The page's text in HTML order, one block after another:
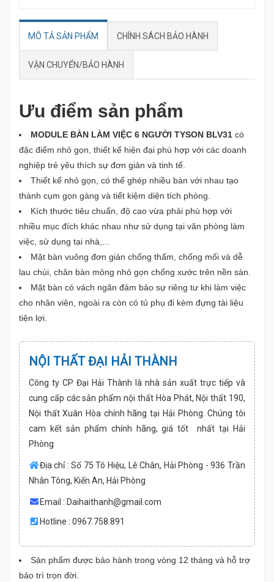
MÔ TẢ SẢN PHẨM CHÍNH SÁCH BẢO HÀNH
VẬN CHUYỂN/BẢO HÀNH
Ưu điểm sản phẩm
MODULE BÀN LÀM VIỆC 6 NGƯỜI TYSON BLV31 có
đặc điểm nhỏ gọn, thiết kế hiện đại phù hợp với các doanh
nghiệp trẻ yêu thích sự đơn giản và tinh tế.
Thiết kế nhỏ gọn, có thể ghép nhiều bàn với nhau tạo
thành cụm gọn gàng và tiết kiệm diện tích phòng.
Kích thước tiêu chuẩn, độ cao vừa phải phù hợp với
nhiều mục đích khác nhau như sử dụng tại văn phòng làm
việc, sử dụng tại nhà,...
Mặt bàn vuông đơn giản chống thấm, chống mối và dễ
lau chùi, chân bàn mỏng nhỏ gọn chống xước trên nền sàn.
Mặt bàn có vách ngăn đảm bảo sự riêng tư khi làm việc
cho nhân viên, ngoài ra còn có tủ phụ đi kèm đựng tài liệu
tiện lợi.
NỘI THẤT ĐẠI HẢI THÀNH
Công ty CP Đại Hải Thành là nhà sản xuất trực tiếp và
cung cấp các sản phẩm nội thất Hòa Phát, Nội thất 190,
Nội thất Xuân Hòa chính hãng tại Hải Phòng. Chúng tôi
cam kết sản phẩm chính hãng, giá tốt nhất tại Hải
Phòng
Địa chỉ : Số 75 Tô Hiệu, Lê Chân, Hải Phòng - 936 Trần
Nhân Tông, Kiến An, Hải Phòng
Email : Daihaithanh@gmail.com
Hotline : 0967.758.891
Sản phẩm được bảo hành trong vòng 12 tháng và hỗ trợ
bảo trì trọn đời.